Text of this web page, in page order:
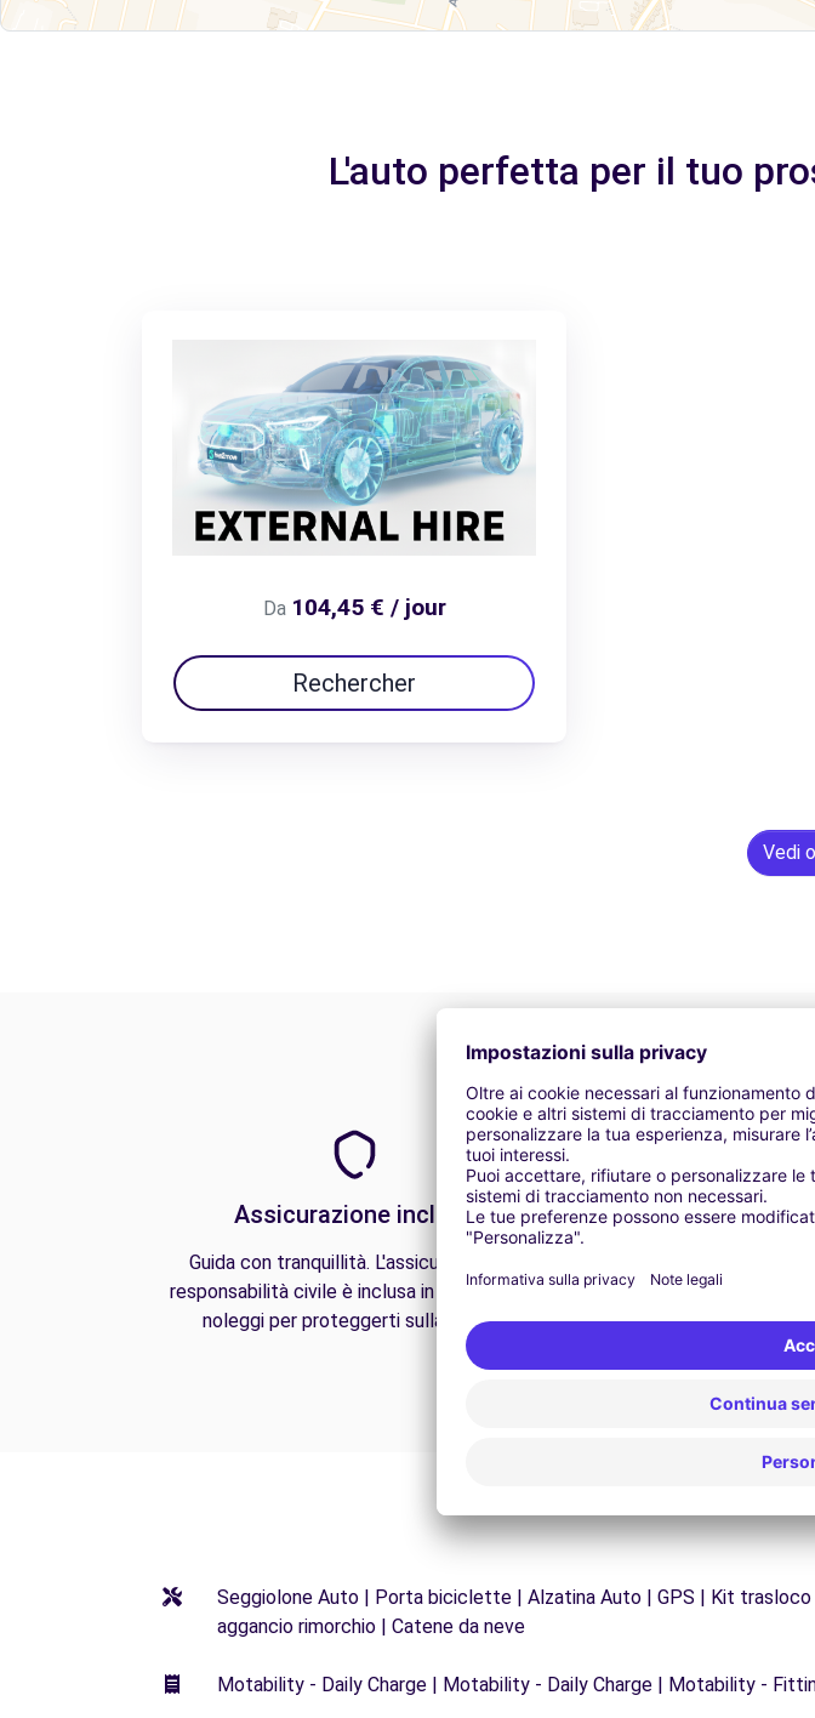
L'auto perfetta per il tuo
Da 104,45 € / jour
Rechercher
Vedi
Assicurazione inclusa
Guida con tranquillità. L'assicurazione di
responsabilità civile è inclusa in tutti i nostri
noleggi per proteggerti sulla strada.
supporto è disponibile
garantire un
Seggiolone Auto | Porta biciclette | Alzatina Auto | GPS | Kit
aggancio rimorchio | Catene da neve
Motability - Daily Charge | Motability - Daily Charge | Motability -